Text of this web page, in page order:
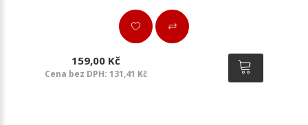
159,00 Kč
Cena bez DPH: 131,41 Kč